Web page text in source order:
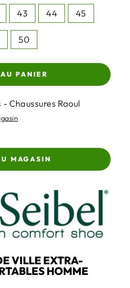
43 44 45
50
PANIER
Chaussures Raoul
MAGASIN
VILLE EXTRA-
HOMME